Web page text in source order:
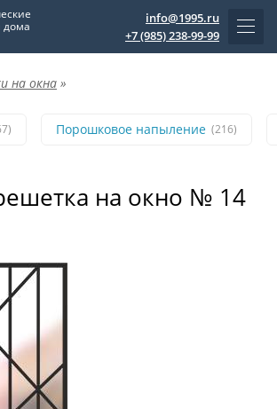
дома
info@1995.ru
+7 (985) 238-99-99
на окна »
Порошковое напыление (216)
на окно № 14